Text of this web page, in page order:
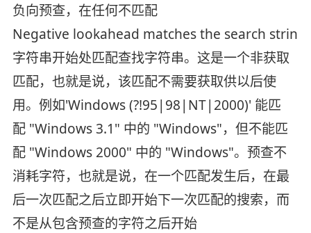
负向预查，在任何不匹配
Negative lookahead matches the search
字符串开始处匹配查找字符串。这是一个非获取
匹配，也就是说，该匹配不需要获取供以后使
用。例如'Windows (?!95|98|NT|2000)' 能匹
配 "Windows 3.1" 中的 "Windows"，但不能匹
配 "Windows 2000" 中的 "Windows"。预查不
消耗字符，也就是说，在一个匹配发生后，在最
后一次匹配之后立即开始下一次匹配的搜索，而
不是从包含预查的字符之后开始